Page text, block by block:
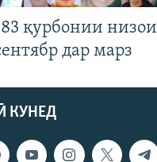
қурбонии низои
дар марз
КУНЕД